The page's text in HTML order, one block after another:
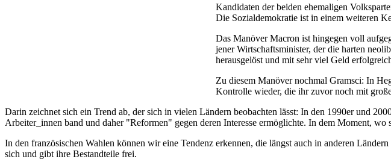
Kandidaten der beiden ehemaligen
Die Sozialdemokratie ist in einem weiteren
Das Manöver Macron ist hingegen voll
jener Wirtschaftsminister, der die harten
herausgelöst und mit sehr viel Geld
Zu diesem Manöver nochmal Gramsci: In
Kontrolle wieder, die ihr zuvor noch mit
Darin zeichnet sich ein Trend ab, der sich in vielen Ländern beobachten lässt: In den 1990er und
Arbeiter_innen band und daher "Reformen" gegen deren Interesse ermöglichte. In dem Moment,
In den französischen Wahlen können wir eine Tendenz erkennen, die längst auch in anderen
sich und gibt ihre Bestandteile frei.